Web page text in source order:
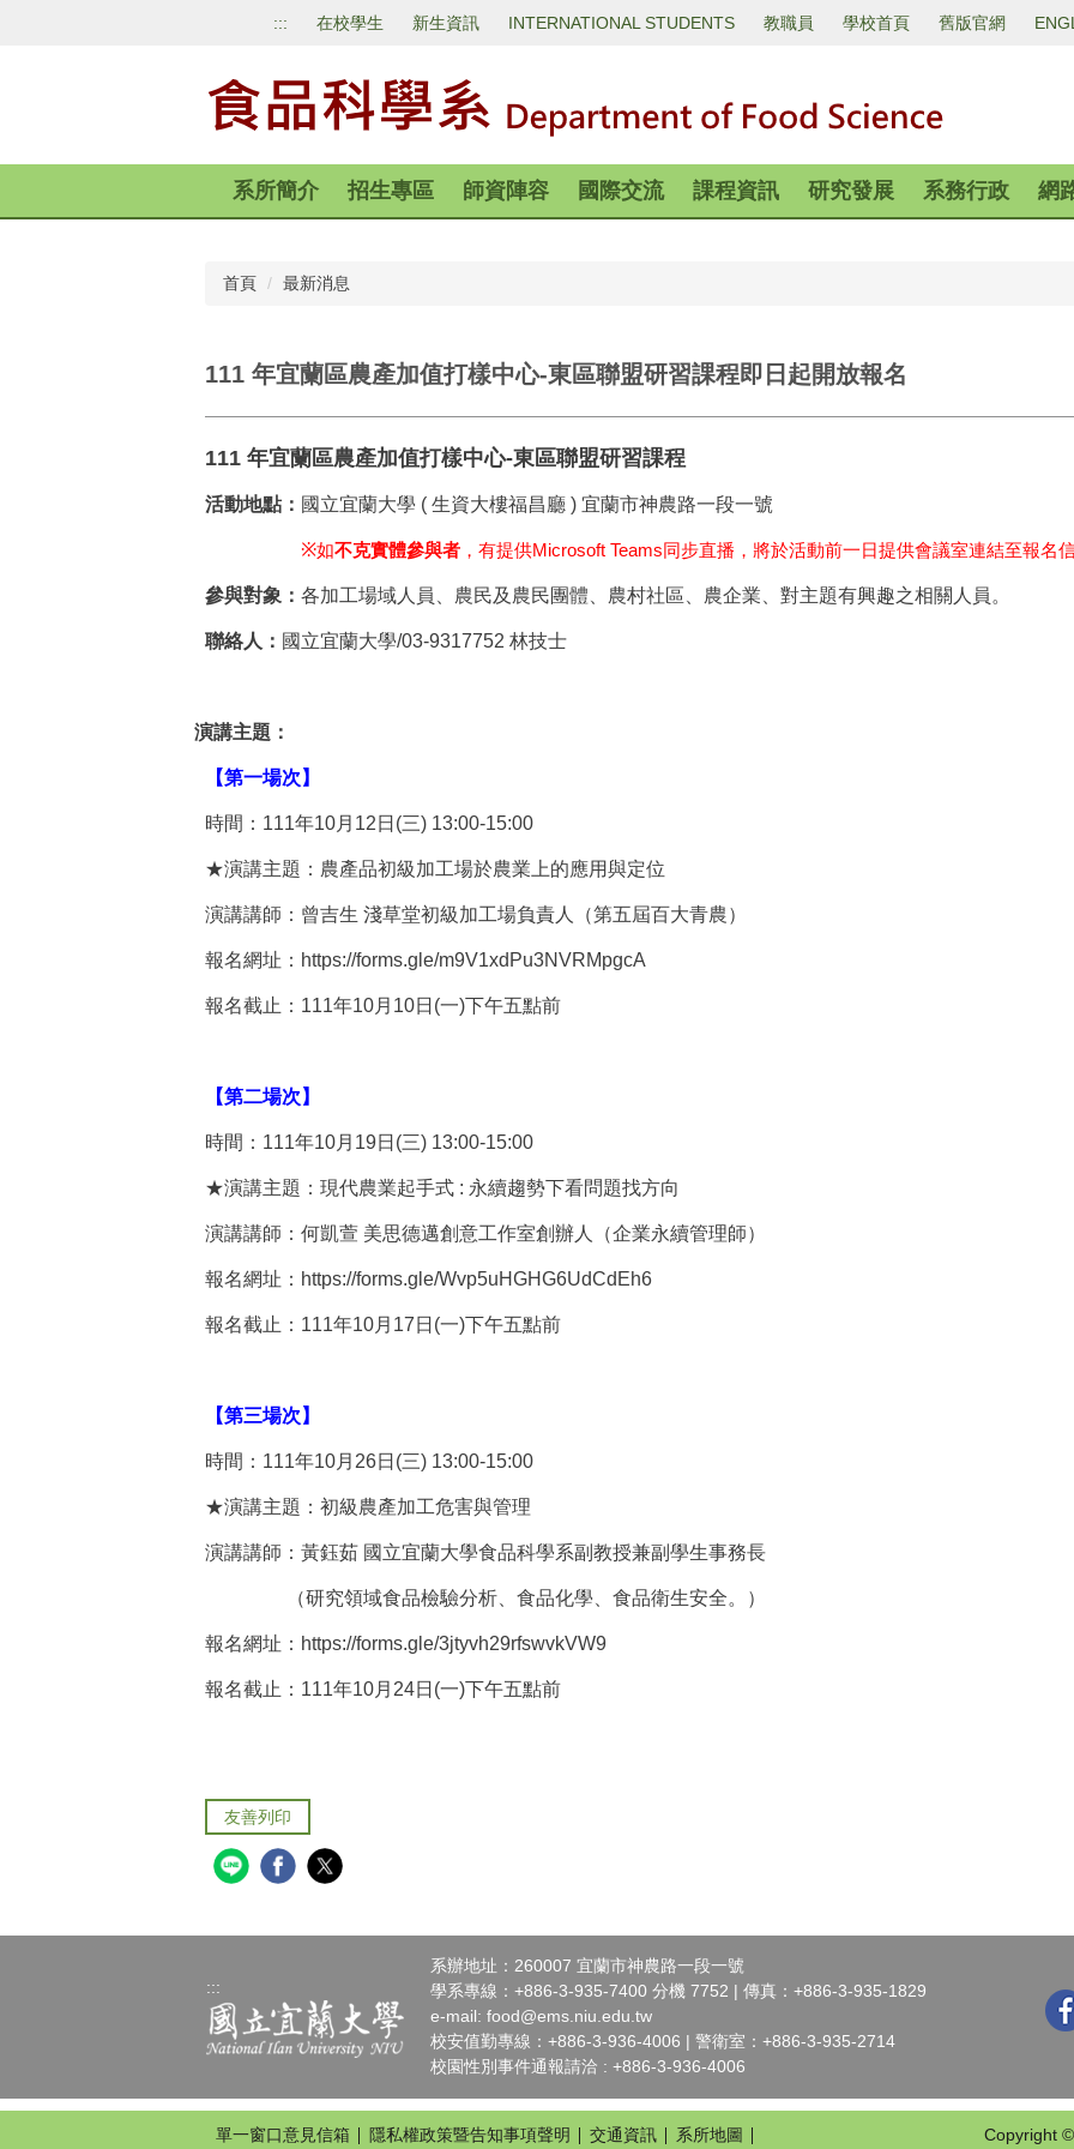
區
::: 在校學生 新生資訊 INTERNATIONAL STUDENTS 教職員 學校首頁 舊版官網
系所簡介 招生專區 師資陣容 國際交流 課程資訊 研究發展 系務行政 網
首頁 最新消息
111 年宜蘭區農產加值打樣中心-東區聯盟研習課程即日起開放報名
111 年宜蘭區農產加值打樣中心-東區聯盟研習課程
活動地點： 國立宜蘭大學 ( 生資大樓福昌廳 ) 宜蘭市神農路一段一號
※如不克實體參與者 ，有提供Microsoft Teams同步直播，將於活動前一日提供會議室連結至報名
參與對象： 各加工場域人員、農民及農民團體、農村社區、農企業、對主題有興趣之相關人員。
聯絡人： 國立宜蘭大學/03-9317752 林技士
演講主題：
【第一場次】
時間： 111年10月 12 日 (三) 13:00-15:00
★演講主題：農產品初級加工場於農業上的應用與定位
演講講師：曾吉生 淺草堂初級加工場負責人（第五屆百大青農）
報名網址： https://forms.gle/m9V1xdPu3NVRMpgcA
報名截止： 111年10月 10日 (一)下午五點前
【第二場次】
時間： 111年10月 19日 (三) 13:00-15:00
★演講主題：現代農業起手式 : 永續趨勢下看問題找方向
演講講師：何凱萱 美思德邁創意工作室創辦人（企業永續管理師）
報名網址： https://forms.gle/Wvp5uHGHG6UdCdEh6
報名截止： 111年10月 17 日 (一)下午五點前
【第三場次】
時間： 111年10月 26日 (三) 13:00-15:00
★演講主題：初級農產加工危害與管理
演講講師：黃鈺茹 國立宜蘭大學食品科學系副教授兼副學生事務長
（研究領域食品檢驗分析、食品化學、食品衛生安全。）
報名網址： https://forms.gle/3jtyvh29rfswvkVW9
報名截止： 111年10月 24日 (一)下午五點前
友善列印
:::
系辦地址：260007 宜蘭市神農路一段一號
學系專線：+886-3-935-7400 分機 7752 | 傳真：+886-3-935-1829
e-mail:food@ems.niu.edu.tw
校安值勤專線：+886-3-936-4006 | 警衛室：+886-3-935-2714
校園性別事件通報請洽 : +886-3-936-4006
單一窗口意見信箱 隱私權政策暨告知事項聲明 交通資訊 系所地圖 Copyright